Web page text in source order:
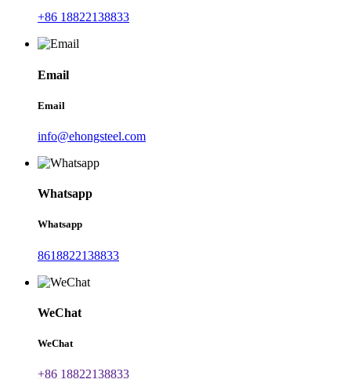
+86 18822138833
Email
Email
info@ehongsteel.com
Whatsapp
Whatsapp
8618822138833
WeChat
WeChat
+86 18822138833